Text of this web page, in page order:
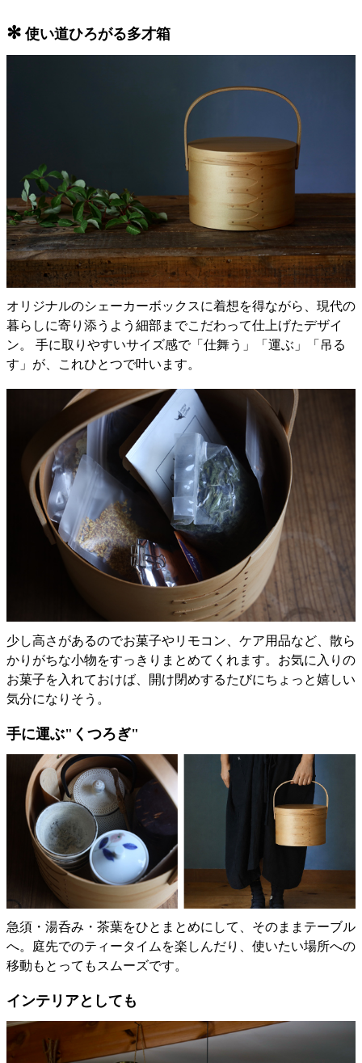
✻ 使い道ひろがる多才箱
オリジナルのシェーカーボックスに着想を得ながら、現代の
暮らしに寄り添うよう細部までこだわって仕上げたデザイ
ン。 手に取りやすいサイズ感で「仕舞う」「運ぶ」「吊る
す」が、これひとつで叶います。
少し高さがあるのでお菓子やリモコン、ケア用品など、散ら
かりがちな小物をすっきりまとめてくれます。お気に入りの
お菓子を入れておけば、開け閉めするたびにちょっと嬉しい
気分になりそう。
手に運ぶ"くつろぎ"
急須・湯呑み・茶葉をひとまとめにして、そのままテーブル
へ。庭先でのティータイムを楽しんだり、使いたい場所への
移動もとってもスムーズです。
インテリアとしても